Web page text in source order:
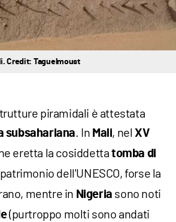
Credit: Taguelmoust
piramidali è attestata
subsahariana. In Mali, nelXV
eretta la cosiddettatomba di
patrimonio dell'UNESCO, forse la
mentre in Nigeria sono noti
(purtroppo molti sono andati